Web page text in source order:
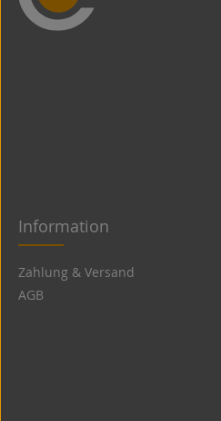
Information
Zahlung & Versand
AGB